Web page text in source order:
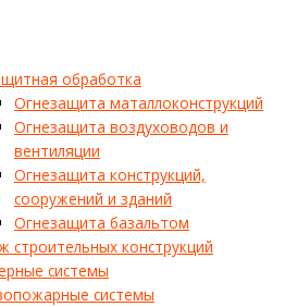
обработка
Огнезащита маталлоконструкций
Огнезащита воздуховодов и
вентиляции
Огнезащита конструкций,
сооружений и зданий
Огнезащита базальтом
строительных конструкций
системы
системы